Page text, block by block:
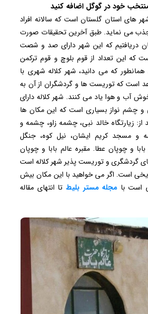
منتخب خود در گوگل اضافه کنید
های استان گلستان است که سالانه افراد
جذب می نماید. طبق آخرین تحقیقات صورت
دریافتیم که این شهر دارای صد و شصت
که این تعداد از قوم بلوچ و قوم ترکمن
که می دانید، شهر کلاله شهری با
است که توریست ها و گردشگران از آن به
آب و هوا یاد می کنند. شهر کلاله دارای
چشم نواز بسیاری است که این مکان ها
از: زیارتگاه خالد نبی، چشمه زاو، چشمه و
و مسجد کریم ایشان، نیل کوه، جنگل
بابا و چوپان عطا. مقبره عالم بابا و چوپان
گردشگری و توریست پذیر شهر کلاله است
است. اگر می خواهید با این مکان بیش
است با مجله مستر بلیط تا انتهای مقاله